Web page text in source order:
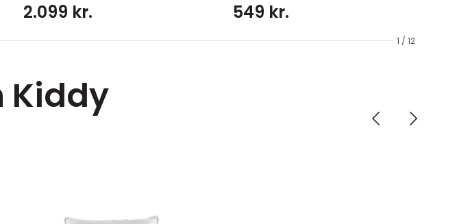
1 / 12
2.099 kr. 549 kr.
Kiddy